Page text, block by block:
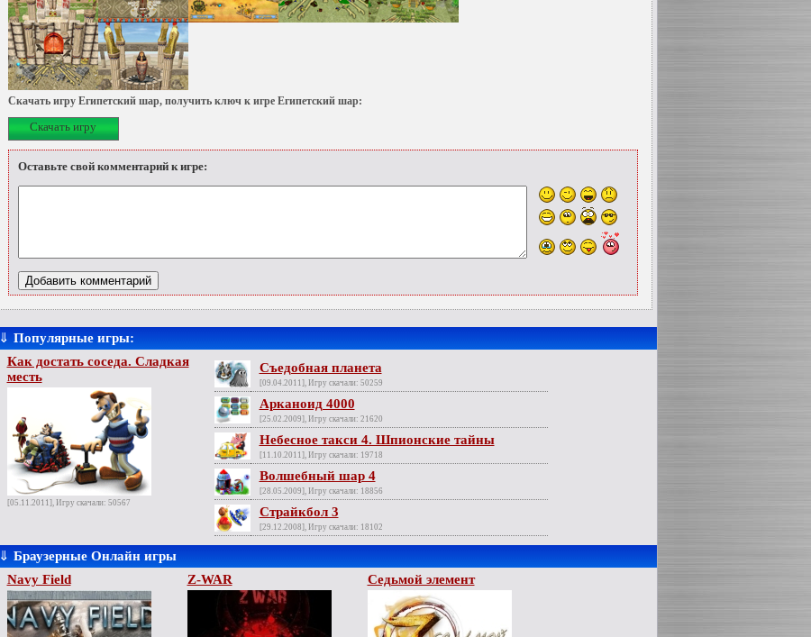
Скачать игру Египетский шар, получить ключ к игре Египетский шар:
Скачать игру
Оставьте свой комментарий к игре:
⇓ Популярные игры:
Как достать соседа. Сладкая
месть
[05.11.2011], Игру скачали: 50567
Съедобная планета
[09.04.2011], Игру скачали: 50259
Арканоид 4000
[25.02.2009], Игру скачали: 21620
Небесное такси 4. Шпионские тайны
[11.10.2011], Игру скачали: 19718
Волшебный шар 4
[28.05.2009], Игру скачали: 18856
Страйкбол 3
[29.12.2008], Игру скачали: 18102
⇓ Браузерные Онлайн игры
Navy Field
Z-WAR Седьмой элемент